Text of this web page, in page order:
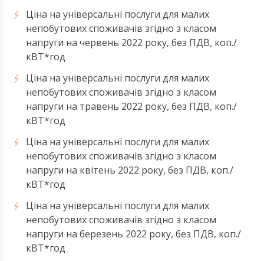
Ціна на універсальні послуги для малих
непобутових споживачів згідно з класом
напруги на червень 2022 року, без ПДВ, коп./
кВТ*год
Ціна на універсальні послуги для малих
непобутових споживачів згідно з класом
напруги на травень 2022 року, без ПДВ, коп./
кВТ*год
Ціна на універсальні послуги для малих
непобутових споживачів згідно з класом
напруги на квітень 2022 року, без ПДВ, коп./
кВТ*год
Ціна на універсальні послуги для малих
непобутових споживачів згідно з класом
напруги на березень 2022 року, без ПДВ, коп./
кВТ*год